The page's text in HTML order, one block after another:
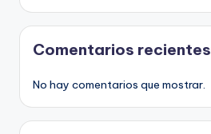
Comentarios recientes
No hay comentarios que mostrar.